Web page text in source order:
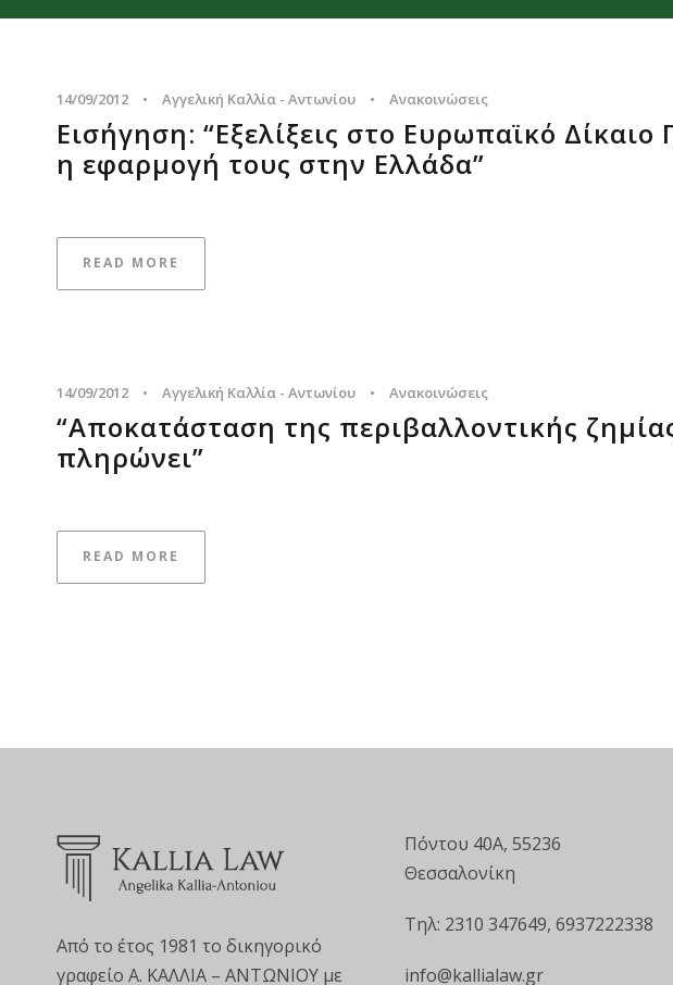
14/09/2012 • Αγγελική Καλλία - Αντωνίου • Ανακοινώσεις
Εισήγηση: “Εξελίξεις στο Ευρωπαϊκό Δίκαιο
η εφαρμογή τους στην Ελλάδα”
READ MORE
14/09/2012 • Αγγελική Καλλία - Αντωνίου • Ανακοινώσεις
“Αποκατάσταση της περιβαλλοντικής
πληρώνει”
READ MORE
Από το έτος 1981 το δικηγορικό
γραφείο Α. ΚΑΛΛΙΑ – ΑΝΤΩΝΙΟΥ με
Πόντου 40Α, 55236
Θεσσαλονίκη
Τηλ: 2310 347649, 6937222338
info@kallialaw.gr